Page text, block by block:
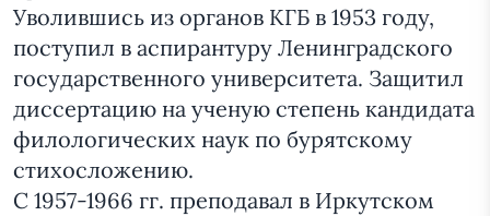
Уволившись из органов КГБ в 1953 году,
поступил в аспирантуру Ленинградского
государственного университета. Защитил
диссертацию на ученую степень кандидата
филологических наук по бурятскому
стихосложению.
С 1957-1966 гг. преподавал в Иркутском